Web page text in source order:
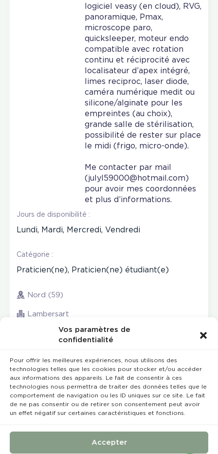
Vos paramètres de
confidentialité
Pour offrir les meilleures expériences, nous utilisons des
technologies telles que les cookies pour stocker et/ou accéder
aux informations des appareils. Le fait de consentir à ces
technologies nous permettra de traiter des données telles que le
comportement de navigation ou les ID uniques sur ce site. Le fait
de ne pas consentir ou de retirer son consentement peut avoir
un effet négatif sur certaines caractéristiques et fonctions.
Accepter
logiciel veasy (en cloud), RVG,
panoramique, Pmax,
microscope paro,
quicksleeper, moteur endo
compatible avec rotation
continu et réciprocité avec
localisateur d’apex intégré,
limes reciproc, laser diode,
caméra numérique medit ou
silicone/alginate pour les
empreintes (au choix),
grande salle de stérilisation,
possibilité de rester sur place
le midi (frigo, micro-onde).
Me contacter par mail
(julyl59000@hotmail.com)
pour avoir mes coordonnées
et plus d’informations.
Jours de disponibilité :
Lundi, Mardi, Mercredi, Vendredi
Catégorie :
Praticien(ne), Praticien(ne) étudiant(e)
Nord (59)
Lambersart
Rempla’Dentaire © 2023 Tous droits réservés
Conception et réalisation :